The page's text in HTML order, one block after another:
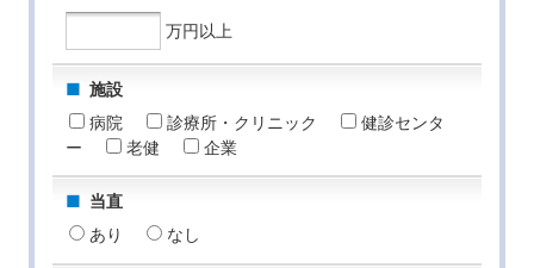
万円以上
施設
病院
診療所・クリニック
健診センタ
ー
老健 企業
当直
あり
なし